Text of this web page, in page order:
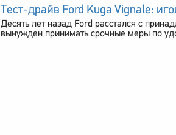
Тест-драйв Ford Kuga Vignale:
Десять лет назад Ford расстался с
вынужден принимать срочные меры по